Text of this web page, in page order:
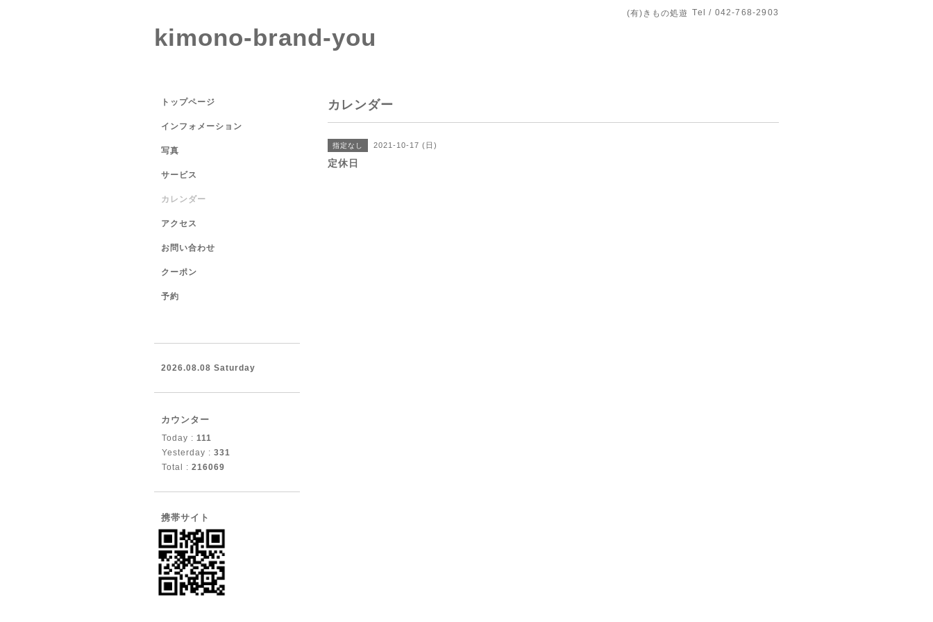
(有)きもの処遊 Tel / 042-768-2903
kimono-brand-you
カレンダー
指定なし 2021-10-17 (日)
定休日
トップページ
インフォメーション
写真
サービス
カレンダー
アクセス
お問い合わせ
クーポン
予約
2026.08.08 Saturday
カウンター
Today : 111
Yesterday : 331
Total : 216069
携帯サイト